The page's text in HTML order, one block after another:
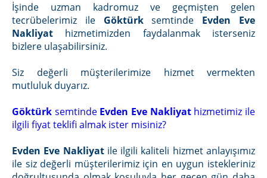
İşinde uzman kadromuz ve geçmişten gelen
tecrübelerimiz ile Göktürksemtinde Evden Eve
Nakliyat hizmetimizden faydalanmak isterseniz
bizlere ulaşabilirsiniz.
Siz değerli müşterilerimize hizmet vermekten
mutluluk duyarız.
Göktürk semtinde Evden Eve Nakliyathizmetimiz ile
ilgili fiyat teklifi almak ister misiniz?
Evden Eve Nakliyatile ilgili kaliteli hizmet anlayışımız
ile siz değerli müşterilerimiz için en uygun istekleriniz